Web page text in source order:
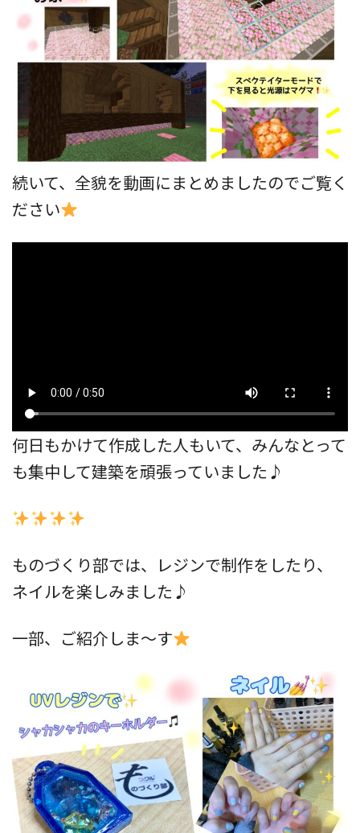
続いて、全貌を動画にまとめましたのでご覧く
ださい
何日もかけて作成した人もいて、みんなとって
も集中して建築を頑張っていました♪
ものづくり部では、レジンで制作をしたり、
ネイルを楽しみました♪
一部、ご紹介しま～す